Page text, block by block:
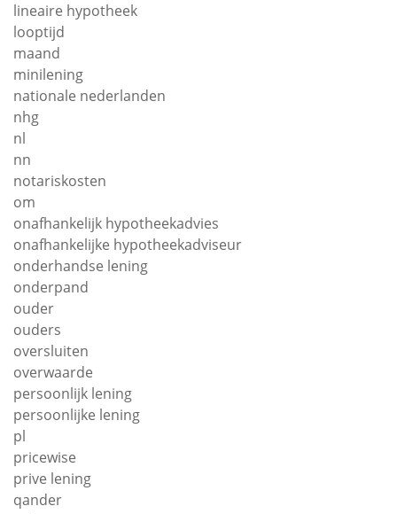
lineaire hypotheek
looptijd
maand
minilening
nationale nederlanden
nhg
nl
nn
notariskosten
om
onafhankelijk hypotheekadvies
onafhankelijke hypotheekadviseur
onderhandse lening
onderpand
ouder
ouders
oversluiten
overwaarde
persoonlijk lening
persoonlijke lening
pl
pricewise
prive lening
qander